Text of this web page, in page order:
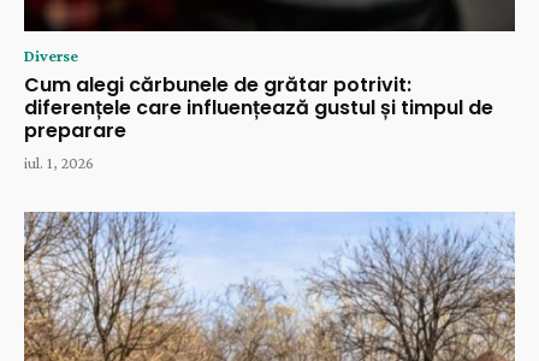
Diverse
Cum alegi cărbunele de grătar potrivit:
diferențele care influențează gustul și timpul de
preparare
iul. 1, 2026